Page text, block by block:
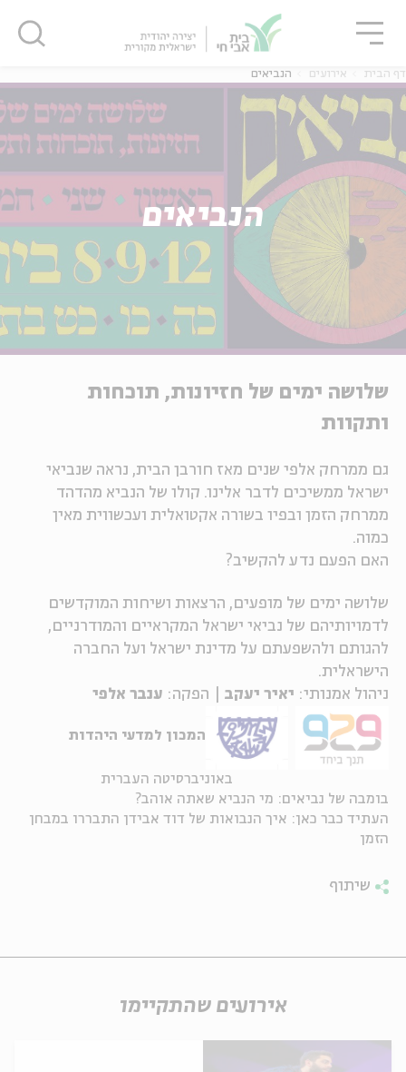
דף הבית אירועים הנביאים
הנביאים
שלושה ימים של חזיונות, תוכחות
ותקוות
גם ממרחק אלפי שנים מאז חורבן הבית, נראה שנביאי
ישראל ממשיכים לדבר אלינו. קולו של הנביא מהדהד
ממרחק הזמן ובפיו בשורה אקטואלית ועכשווית מאין
כמוה.
האם הפעם נדע להקשיב?
שלושה ימים של מופעים, הרצאות ושיחות המוקדשים
לדמויותיהם של נביאי ישראל המקראיים והמודרניים,
להגותם ולהשפעתם על מדינת ישראל ועל החברה
הישראלית.
ניהול אמנותי: יאיר יעקב | הפקה: ענבר אלפי
המכון למדעי היהדות
באוניברסיטה העברית
בומבה של נביאים: מי הנביא שאתה אוהב?
העתיד כבר כאן: איך הנבואות של דוד אבידן התבררו במבחן
הזמן
שיתוף
אירועים שהתקיימו
סגור